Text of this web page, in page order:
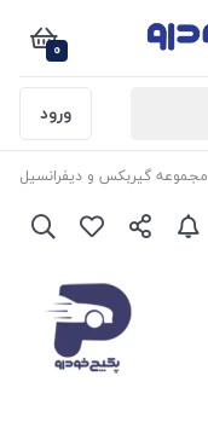
0
ورود
مجموعه گیربکس و دیفرانسیل